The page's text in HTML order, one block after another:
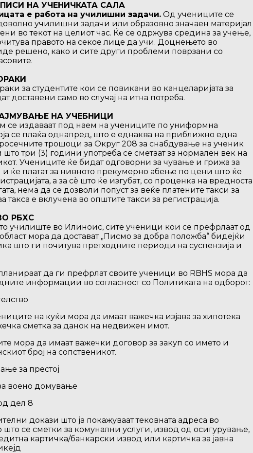
НА УЧЕНИЧКАТА САЛА
е работа на училишни задачи. Од учениците се
училишни задачи или образовно значаен материјал
во текот на целиот час. Ќе се одржува средина за учење,
правото на секое лице да учи. Доцнењето во
решено, како и сите други проблеми поврзани со
за студентите кои се повикани во канцеларијата за
доставени само во случај на итна потреба.
НА УЧЕБНИЦИ
се издаваат под наем на учениците по униформна
се плаќа однапред, што е еднаква на приближно една
трошоци за Округ 208 за снабдување на ученик
три (3) години употреба се сметаат за нормален век на
Учениците ќе бидат одговорни за чување и грижа за
ќе платат за нивното прекумерно абење по цени што ќе
а за сè што ќе изгубат, со проценка на вредноста
нема да се дозволи попуст за веќе платените такси за
такса е вклучена во општите такси за регистрација.
РБХС
училиште во Илиноис, сите ученици кои се префрлаат од
мора да достават „Писмо за добра положба“ бидејќи
што ги почитува претходните периоди на суспензија и
да ги префрлат своите ученици во RBHS мора да
информации во согласност со Политиката на одборот:
на куќи мора да имаат важечка изјава за хипотека
сметка за данок на недвижен имот.
мора да имаат важечки договор за закуп со името и
број на сопственикот.
за престој
воено домување
дел 8
докази што ја покажуваат тековната адреса во
што се сметки за комунални услуги, извод од осигурување,
картичка/банкарски извод или картичка за јавна